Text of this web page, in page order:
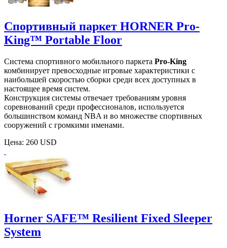
Спортивный паркет HORNER Pro-
King™ Portable Floor
Система спортивного мобильного паркета Pro-King
комбинирует превосходные игровые характеристики с
наибольшей скоростью сборки среди всех доступных в
настоящее время систем.
Конструкция системы отвечает требованиям уровня
соревнований среди профессионалов, используется
большинством команд NBA и во множестве спортивных
сооружений с громкими именами.
Цена: 260 USD
Horner SAFE™ Resilient Fixed Sleeper
System